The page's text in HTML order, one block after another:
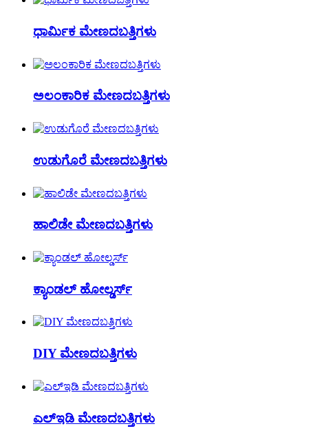
ಧಾರ್ಮಿಕ ಮೇಣದಬತ್ತಿಗಳು
ಅಲಂಕಾರಿಕ ಮೇಣದಬತ್ತಿಗಳು
ಉಡುಗೊರೆ ಮೇಣದಬತ್ತಿಗಳು
ಹಾಲಿಡೇ ಮೇಣದಬತ್ತಿಗಳು
ಕ್ಯಾಂಡಲ್ ಹೋಲ್ಡರ್ಸ್
DIY ಮೇಣದಬತ್ತಿಗಳು
ಎಲ್ಇಡಿ ಮೇಣದಬತ್ತಿಗಳು